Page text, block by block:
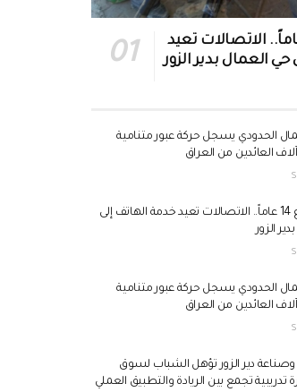
انقطاع 14 عاماً.. الاتصالات تعيد
العمال بدير الزور
الحدودي يسجل حركة عبور متنامية
العائدين من العراق
بعد انقطاع 14 عاماً.. الاتصالات تعيد خدمة الهاتف إلى
الزور
الحدودي يسجل حركة عبور متنامية
العائدين من العراق
وصناعة دير الزور تؤهل الشباب لسوق
تدريبية تجمع بين الريادة والتطبيق العملي